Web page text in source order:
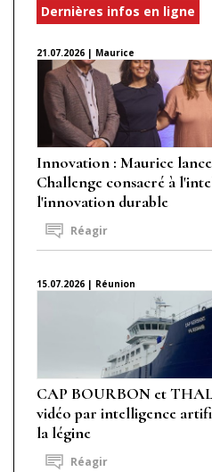
Dernières infos en ligne
21.07.2026 | Maurice
Innovation : Maurice
Challenge consacré à
l'innovation durable
Réagir
15.07.2026 | Réunion
CAP BOURBON et
vidéo par intelligence
la légine
Réagir